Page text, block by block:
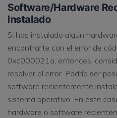
Software/Hardware
Instalado
Si has instalado algún
encontrarte con el error de
0xc000021a, entonces,
resolver el error. Podría ser
software recientemente
sistema operativo. En este
hardware o software